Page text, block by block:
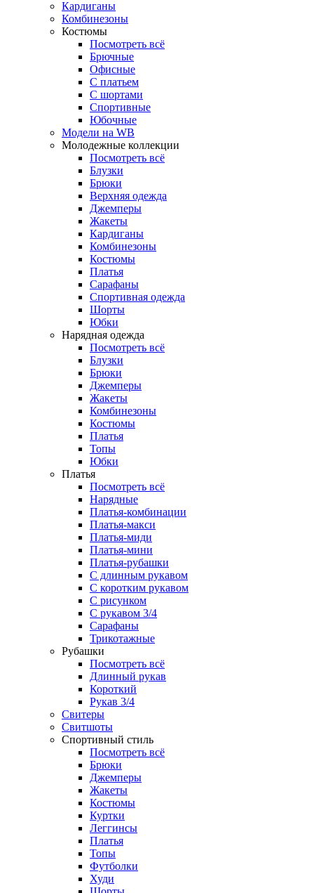
Кардиганы
Комбинезоны
Костюмы
Посмотреть всё
Брючные
Офисные
С платьем
С шортами
Спортивные
Юбочные
Модели на WB
Молодежные коллекции
Посмотреть всё
Блузки
Брюки
Верхняя одежда
Джемперы
Жакеты
Кардиганы
Комбинезоны
Костюмы
Платья
Сарафаны
Спортивная одежда
Шорты
Юбки
Нарядная одежда
Посмотреть всё
Блузки
Брюки
Джемперы
Жакеты
Комбинезоны
Костюмы
Платья
Топы
Юбки
Платья
Посмотреть всё
Нарядные
Платья-комбинации
Платья-макси
Платья-миди
Платья-мини
Платья-рубашки
С длинным рукавом
С коротким рукавом
С рисунком
С рукавом 3/4
Сарафаны
Трикотажные
Рубашки
Посмотреть всё
Длинный рукав
Короткий
Рукав 3/4
Свитеры
Свитшоты
Спортивный стиль
Посмотреть всё
Брюки
Джемперы
Жакеты
Костюмы
Куртки
Леггинсы
Платья
Топы
Футболки
Худи